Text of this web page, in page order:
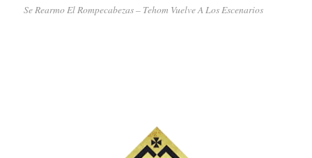
Se Rearmo El Rompecabezas – Tehom Vuelve A Los Escenarios